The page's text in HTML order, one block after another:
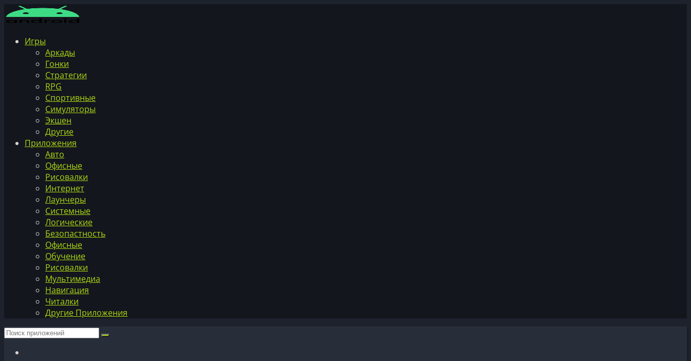
Игры
Аркады
Гонки
Стратегии
RPG
Спортивные
Симуляторы
Экшен
Другие
Приложения
Авто
Офисные
Рисовалки
Интернет
Лаунчеры
Системные
Логические
Безопастность
Офисные
Обучение
Рисовалки
Мультимедиа
Навигация
Читалки
Другие Приложения